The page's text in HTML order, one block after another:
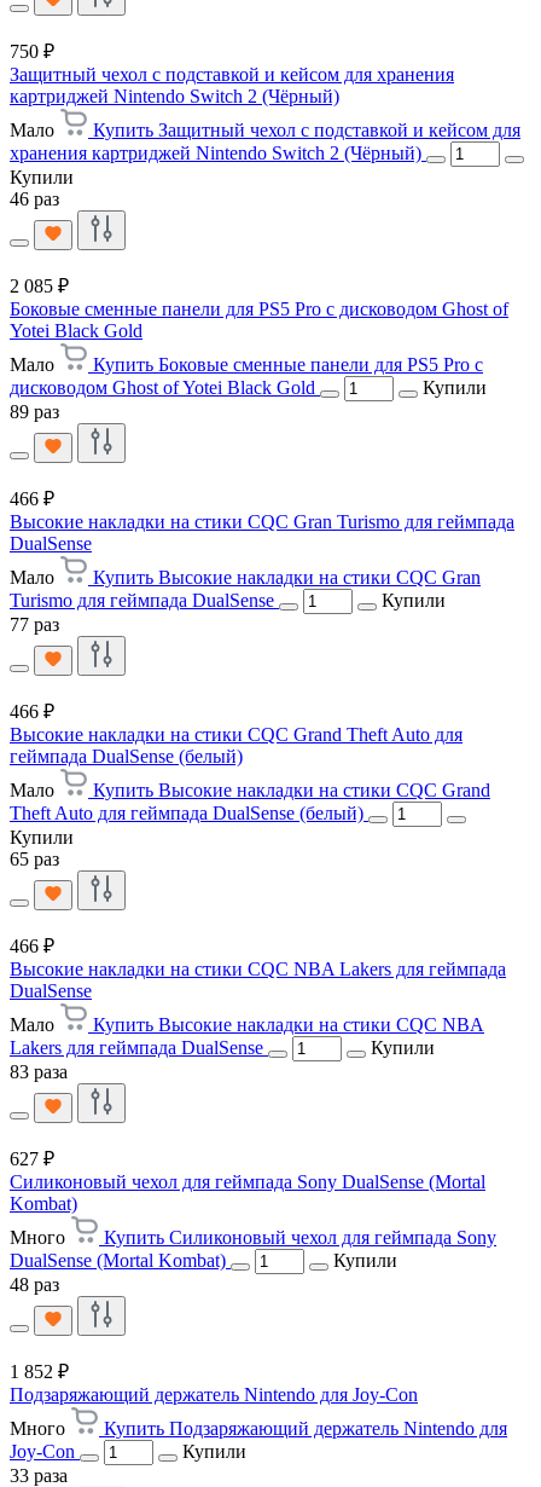
750 ₽
Защитный чехол с подставкой и кейсом для хранения
картриджей Nintendo Switch 2 (Чёрный)
Мало
Купить Защитный чехол с подставкой и кейсом для
хранения картриджей Nintendo Switch 2 (Чёрный)
Купили
46 раз
2 085 ₽
Боковые сменные панели для PS5 Pro с дисководом Ghost of
Yotei Black Gold
Мало
Купить Боковые сменные панели для PS5 Pro с
дисководом Ghost of Yotei Black Gold
Купили
89 раз
466 ₽
Высокие накладки на стики CQC Gran Turismo для геймпада
DualSense
Мало
Купить Высокие накладки на стики CQC Gran
Turismo для геймпада DualSense
Купили
77 раз
466 ₽
Высокие накладки на стики CQC Grand Theft Auto для
геймпада DualSense (белый)
Мало
Купить Высокие накладки на стики CQC Grand
Theft Auto для геймпада DualSense (белый)
Купили
65 раз
466 ₽
Высокие накладки на стики CQC NBA Lakers для геймпада
DualSense
Мало
Купить Высокие накладки на стики CQC NBA
Lakers для геймпада DualSense
Купили
83 раза
627 ₽
Силиконовый чехол для геймпада Sony DualSense (Mortal
Kombat)
Много
Купить Силиконовый чехол для геймпада Sony
DualSense (Mortal Kombat)
Купили
48 раз
1 852 ₽
Подзаряжающий держатель Nintendo для Joy-Con
Много
Купить Подзаряжающий держатель Nintendo для
Joy-Con
Купили
33 раза